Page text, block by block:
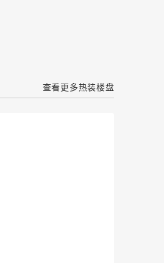
查看更多热装楼盘